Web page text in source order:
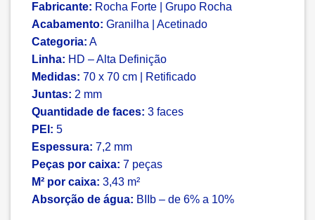
Fabricante: Rocha Forte | Grupo Rocha
Acabamento: Granilha | Acetinado
Categoria: A
Linha: HD – Alta Definição
Medidas: 70 x 70 cm | Retificado
Juntas: 2 mm
Quantidade de faces: 3 faces
PEI: 5
Espessura: 7,2 mm
Peças por caixa: 7 peças
M² por caixa: 3,43 m²
Absorção de água: BIIb – de 6% a 10%